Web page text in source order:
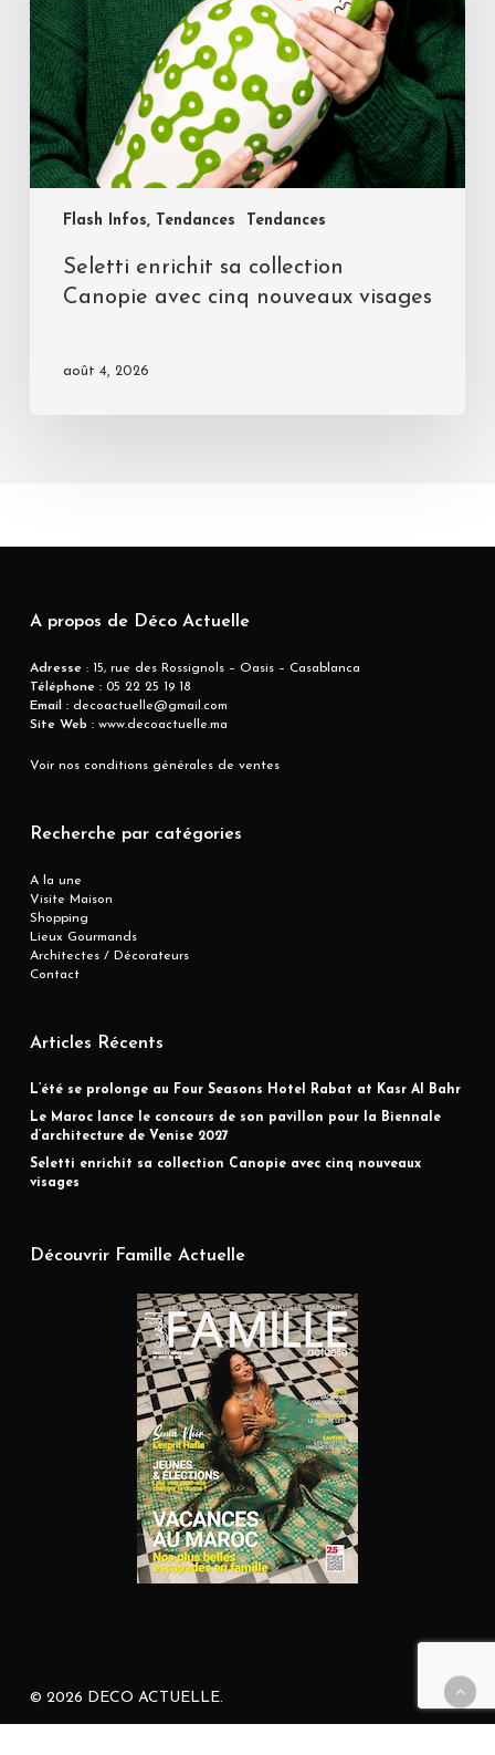
Flash Infos, Tendances Tendances
Seletti enrichit sa collection
Canopie avec cinq nouveaux visages
août 4, 2026
A propos de Déco Actuelle
Adresse : 15, rue des Rossignols – Oasis – Casablanca
Téléphone :05 22 25 19 18
Email :decoactuelle@gmail.com
Site Web :www.decoactuelle.ma
Voir nos conditions générales de ventes
Recherche par catégories
A la une
Visite Maison
Shopping
Lieux Gourmands
Architectes / Décorateurs
Contact
Articles Récents
L’été se prolonge au Four Seasons Hotel Rabat at Kasr Al Bahr
Le Maroc lance le concours de son pavillon pour la Biennale
d’architecture de Venise 2027
Seletti enrichit sa collection Canopie avec cinq nouveaux
visages
Découvrir Famille Actuelle
© 2026 DECO ACTUELLE.